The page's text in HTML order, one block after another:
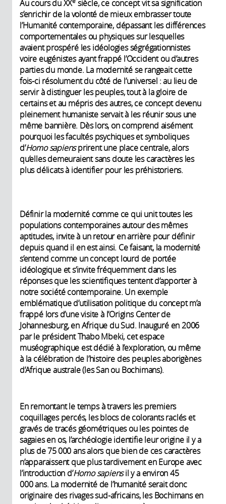
Au cours du XX siècle, ce concept vit sa signification
s’enrichir de la volonté de mieux embrasser toute
l’Humanité contemporaine, dépassant les différences
comportementales ou physiques sur lesquelles
avaient prospéré les idéologies ségrégationnistes
voire eugénistes ayant frappé l’Occident ou d’autres
parties du monde. La modernité se rangeait cette
fois-ci résolument du côté de l’universel : au lieu de
servir à distinguer les peuples, tout à la gloire de
certains et au mépris des autres, ce concept devenu
pleinement humaniste servait à les réunir sous une
même bannière. Dès lors, on comprend aisément
pourquoi les facultés psychiques et symboliques
d’Homo sapiensprirent une place centrale, alors
qu’elles demeuraient sans doute les caractères les
plus délicats à identifier pour les préhistoriens.
Définir la modernité comme ce qui unit toutes les
populations contemporaines autour des mêmes
aptitudes, invite à un retour en arrière pour définir
depuis quand il en est ainsi. Ce faisant, la modernité
s’entend comme un concept lourd de portée
idéologique et s’invite fréquemment dans les
réponses que les scientifiques tentent d’apporter à
notre société contemporaine. Un exemple
emblématique d’utilisation politique du concept m’a
frappé lors d’une visite à l’Origins Center de
Johannesburg, en Afrique du Sud. Inauguré en 2006
par le président Thabo Mbeki, cet espace
muséographique est dédié à l’exploration, ou même
à la célébration de l’histoire des peuples aborigènes
d’Afrique australe (les San ou Bochimans).
En remontant le temps à travers les premiers
coquillages percés, les blocs de colorants raclés et
gravés de tracés géométriques ou les pointes de
sagaies en os, l’archéologie identifie leur origine il y a
plus de 75 000 ans alors que bien de ces caractères
n’apparaissent que plus tardivement en Europe avec
l’introduction ­d’Homo sapiensil y a environ 45
000 ans. La modernité de l’humanité serait donc
originaire des rivages sud-africains, les Bochimans en